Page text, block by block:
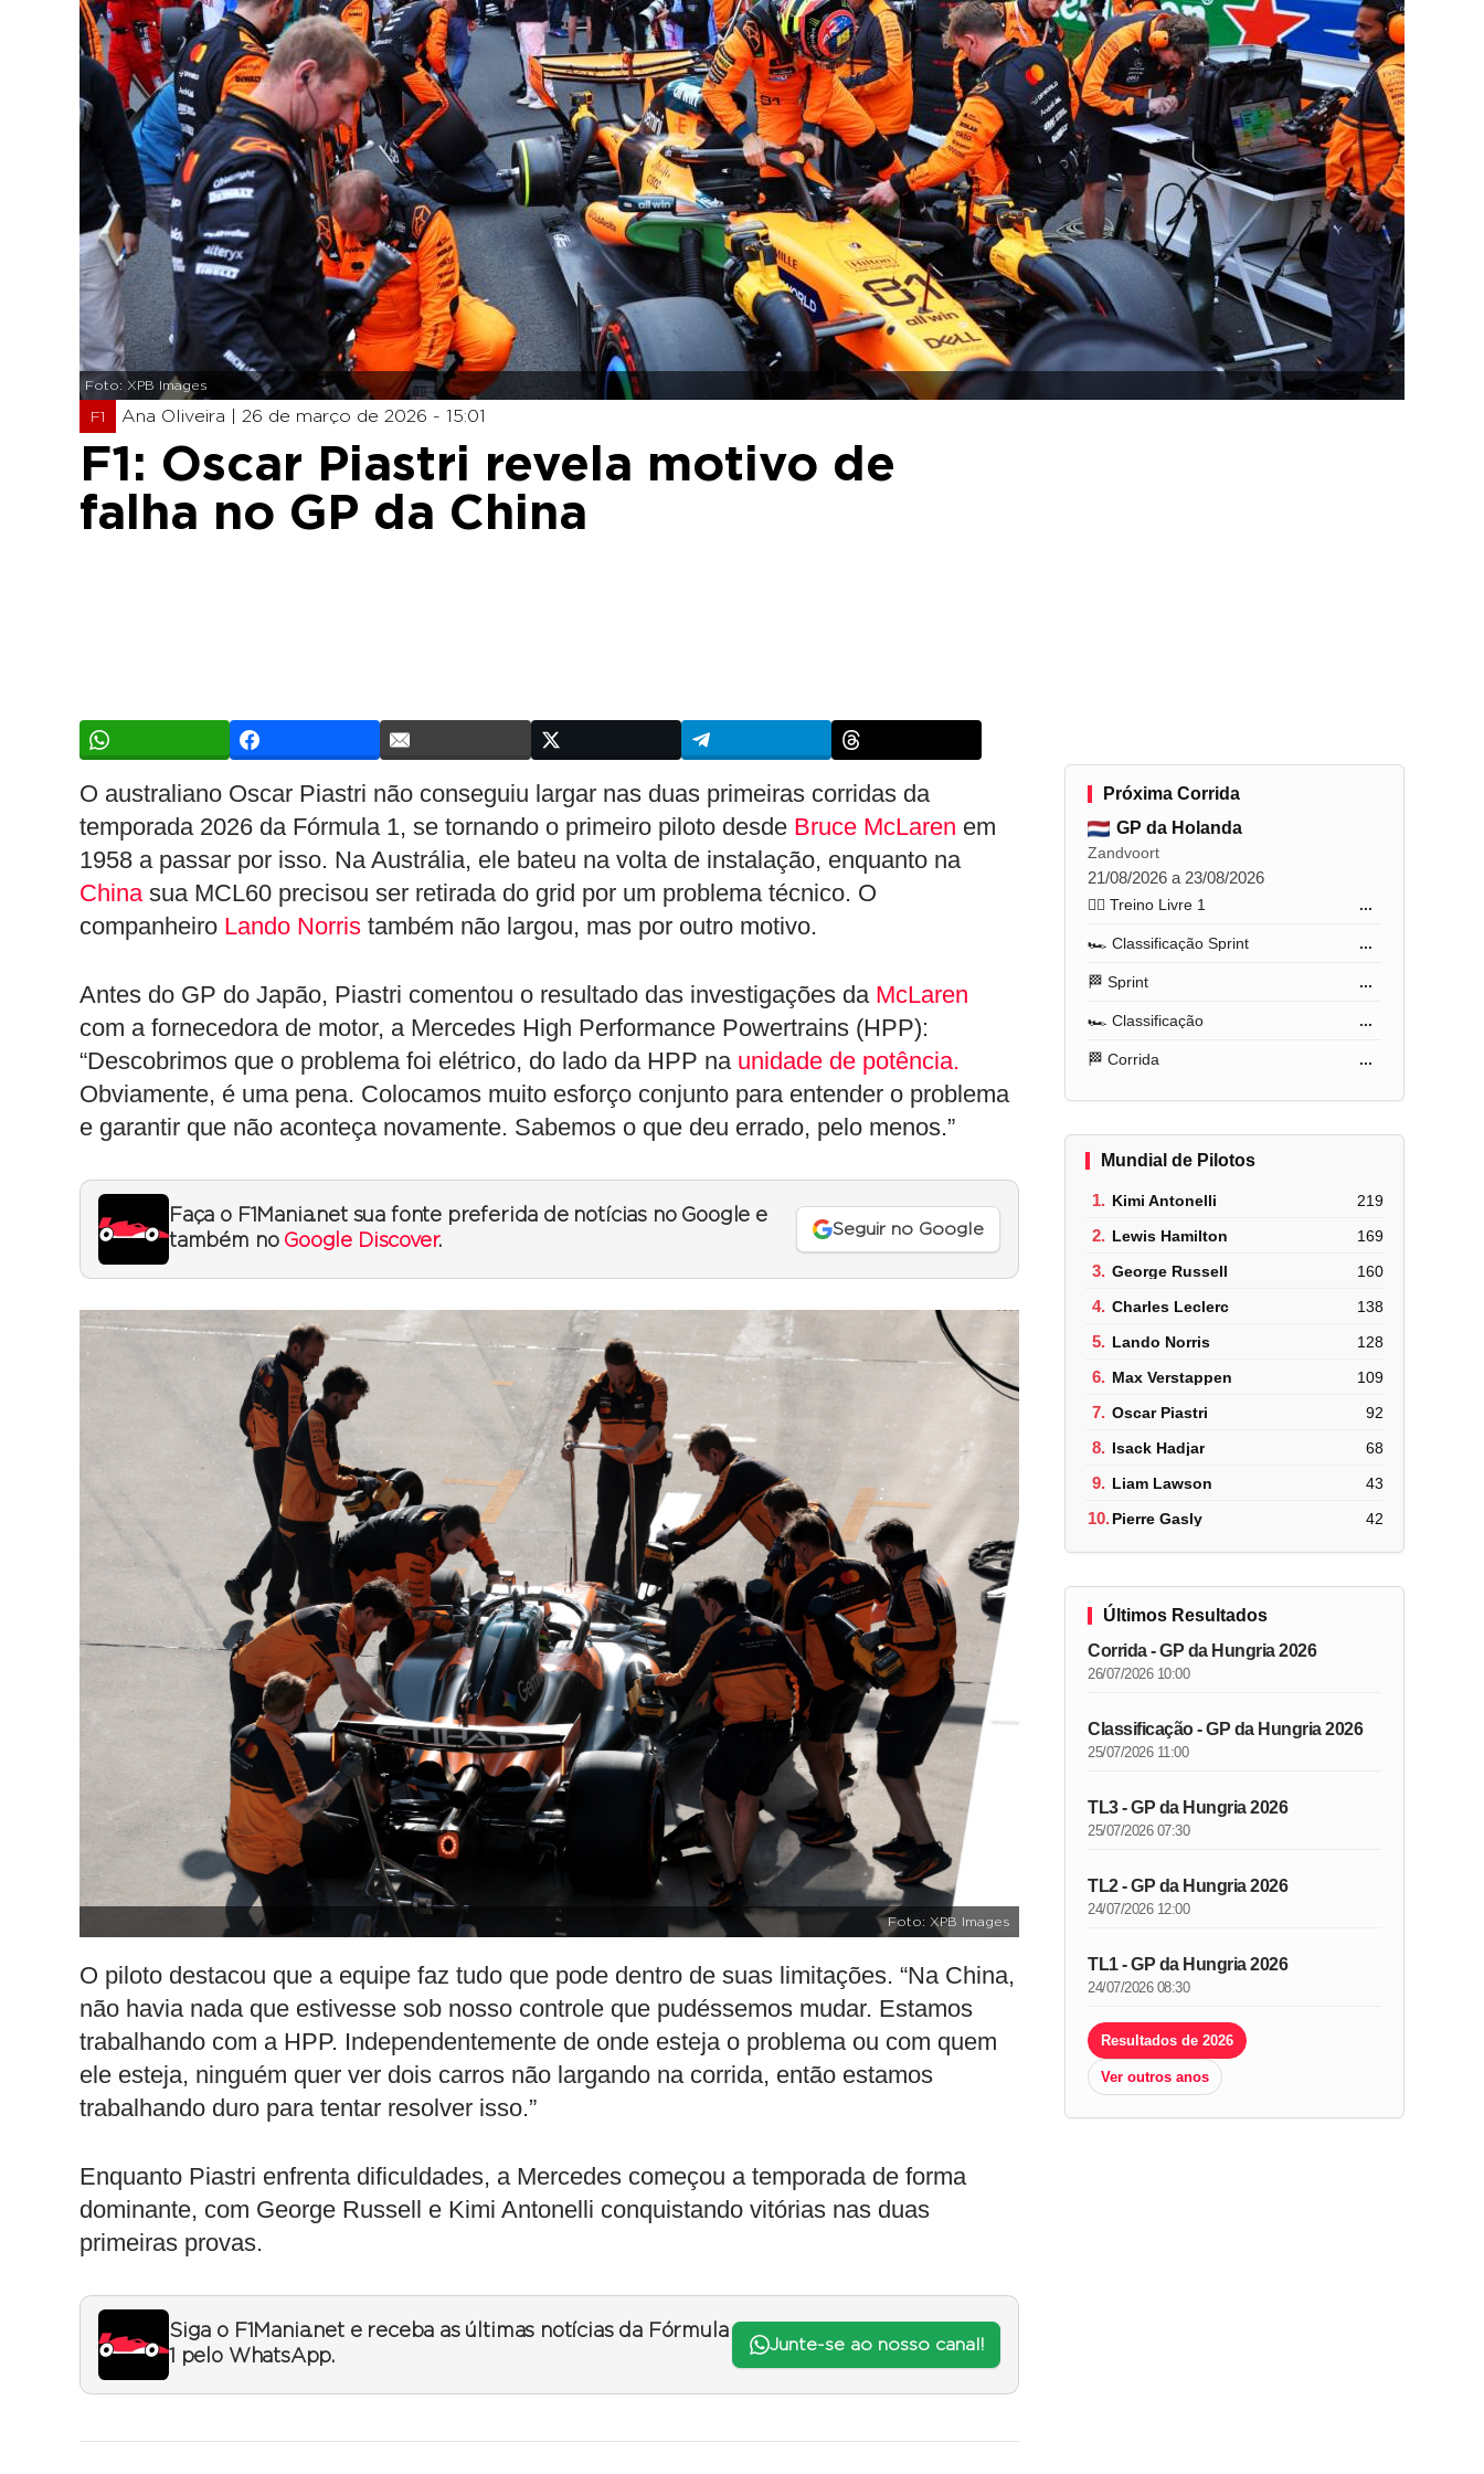
Foto: XPB Images
F1 Ana Oliveira | 26 de março de 2026 - 15:01
F1: Oscar Piastri revela motivo de
falha no GP da China
O australiano Oscar Piastri não conseguiu largar nas duas primeiras corridas da
temporada 2026 da Fórmula 1, se tornando o primeiro piloto desde Bruce McLaren em
1958 a passar por isso. Na Austrália, ele bateu na volta de instalação, enquanto na
Chinasua MCL60 precisou ser retirada do grid por um problema técnico. O
companheiro Lando Norris também não largou, mas por outro motivo.
Antes do GP do Japão, Piastri comentou o resultado das investigações da McLaren
com a fornecedora de motor, a Mercedes High Performance Powertrains (HPP):
“Descobrimos que o problema foi elétrico, do lado da HPP na unidade de potência.
Obviamente, é uma pena. Colocamos muito esforço conjunto para entender o problema
e garantir que não aconteça novamente. Sabemos o que deu errado, pelo menos.”
Faça o F1Mania.net sua fonte preferida de notícias no Google e
também no Google Discover.
Seguir no Google
Foto: XPB Images
O piloto destacou que a equipe faz tudo que pode dentro de suas limitações. “Na China,
não havia nada que estivesse sob nosso controle que pudéssemos mudar. Estamos
trabalhando com a HPP. Independentemente de onde esteja o problema ou com quem
ele esteja, ninguém quer ver dois carros não largando na corrida, então estamos
trabalhando duro para tentar resolver isso.”
Enquanto Piastri enfrenta dificuldades, a Mercedes começou a temporada de forma
dominante, com George Russell e Kimi Antonelli conquistando vitórias nas duas
primeiras provas.
Siga o F1Mania.net e receba as últimas notícias da Fórmula
1 pelo WhatsApp.
Junte-se ao nosso canal!
Próxima Corrida
GP da Holanda
Zandvoort
21/08/2026 a 23/08/2026
🏋️‍♂️ Treino Livre 1 ...
🏎️ Classificação Sprint ...
🏁 Sprint ...
🏎️ Classificação ...
🏁 Corrida ...
Mundial de Pilotos
1. Kimi Antonelli 219
2. Lewis Hamilton 169
3. George Russell 160
4. Charles Leclerc 138
5. Lando Norris 128
6. Max Verstappen 109
7. Oscar Piastri 92
8. Isack Hadjar 68
9. Liam Lawson 43
10.Pierre Gasly 42
Últimos Resultados
Corrida - GP da Hungria 2026
26/07/2026 10:00
Classificação - GP da Hungria 2026
25/07/2026 11:00
TL3 - GP da Hungria 2026
25/07/2026 07:30
TL2 - GP da Hungria 2026
24/07/2026 12:00
TL1 - GP da Hungria 2026
24/07/2026 08:30
Resultados de 2026
Ver outros anos